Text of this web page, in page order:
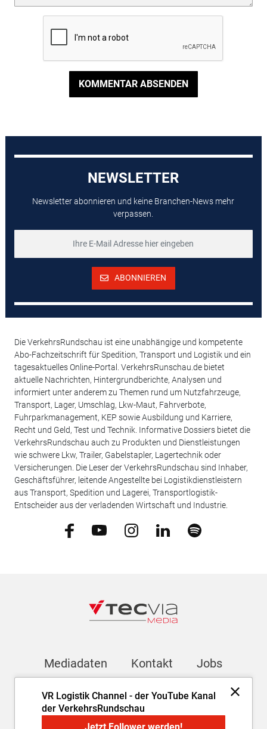
KOMMENTAR ABSENDEN
VR Logistik Channel - der YouTube Kanal
der VerkehrsRundschau
NEWSLETTER
Newsletter abonnieren und keine Branchen-News mehr
verpassen.
ABONNIEREN
Die VerkehrsRundschau ist eine unabhängige und kompetente
Abo-Fachzeitschrift für Spedition, Transport und Logistik und ein
tagesaktuelles Online-Portal. VerkehrsRunschau.de bietet
aktuelle Nachrichten, Hintergrundberichte, Analysen und
informiert unter anderem zu Themen rund um Nutzfahrzeuge,
Transport, Lager, Umschlag, Lkw-Maut, Fahrverbote,
Fuhrparkmanagement, KEP sowie Ausbildung und Karriere,
Recht und Geld, Test und Technik. Informative Dossiers bietet die
VerkehrsRundschau auch zu Produkten und Dienstleistungen
wie schwere Lkw, Trailer, Gabelstapler, Lagertechnik oder
Versicherungen. Die Leser der VerkehrsRundschau sind Inhaber,
Geschäftsführer, leitende Angestellte bei Logistikdienstleistern
aus Transport, Spedition und Lagerei, Transportlogistik-
Entscheider aus der verladenden Wirtschaft und Industrie.
Mediadaten Kontakt Jobs
Newsletter